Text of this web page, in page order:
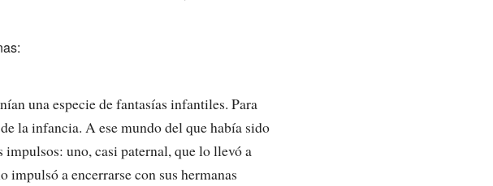
una especie de fantasías infantiles. Para
la infancia. A ese mundo del que había sido
uno, casi paternal, que lo llevó a
a encerrarse con sus hermanas